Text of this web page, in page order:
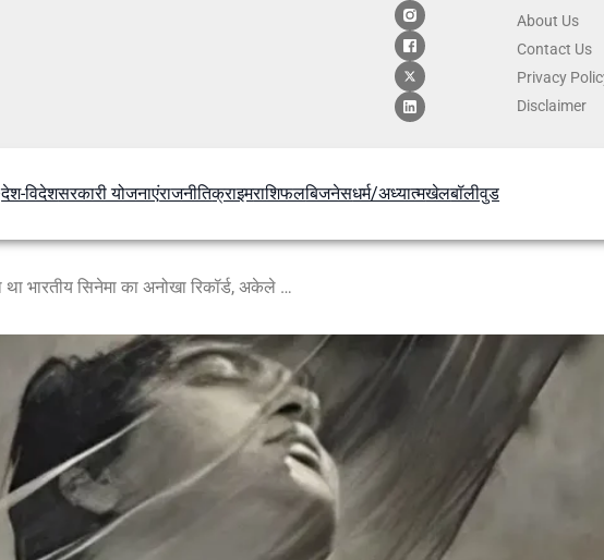
About Us
Contact Us
Privacy
Disclaimer
देश-विदेशसरकारी योजनाएंराजनीतिक्राइमराशिफलबिजनेसधर्म/अध्यात्मखेलबॉलीवुड
62 साल पहले बना था भारतीय सिनेमा का अनोखा रिकॉर्ड, अकेले सुनील दत्त ने संभाली पूरी फिल्म